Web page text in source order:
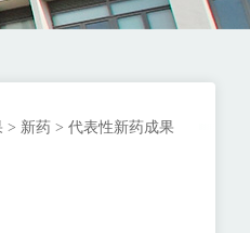
> 新药 > 代表性新药成果